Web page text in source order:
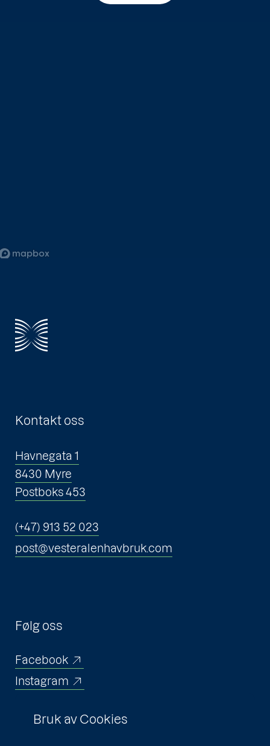
Bruk av Cookies
Kontakt oss
Havnegata 1
8430 Myre
Postboks 453
(+47) 913 52 023
post@vesteralenhavbruk.com
Følg oss
Facebook
Instagram